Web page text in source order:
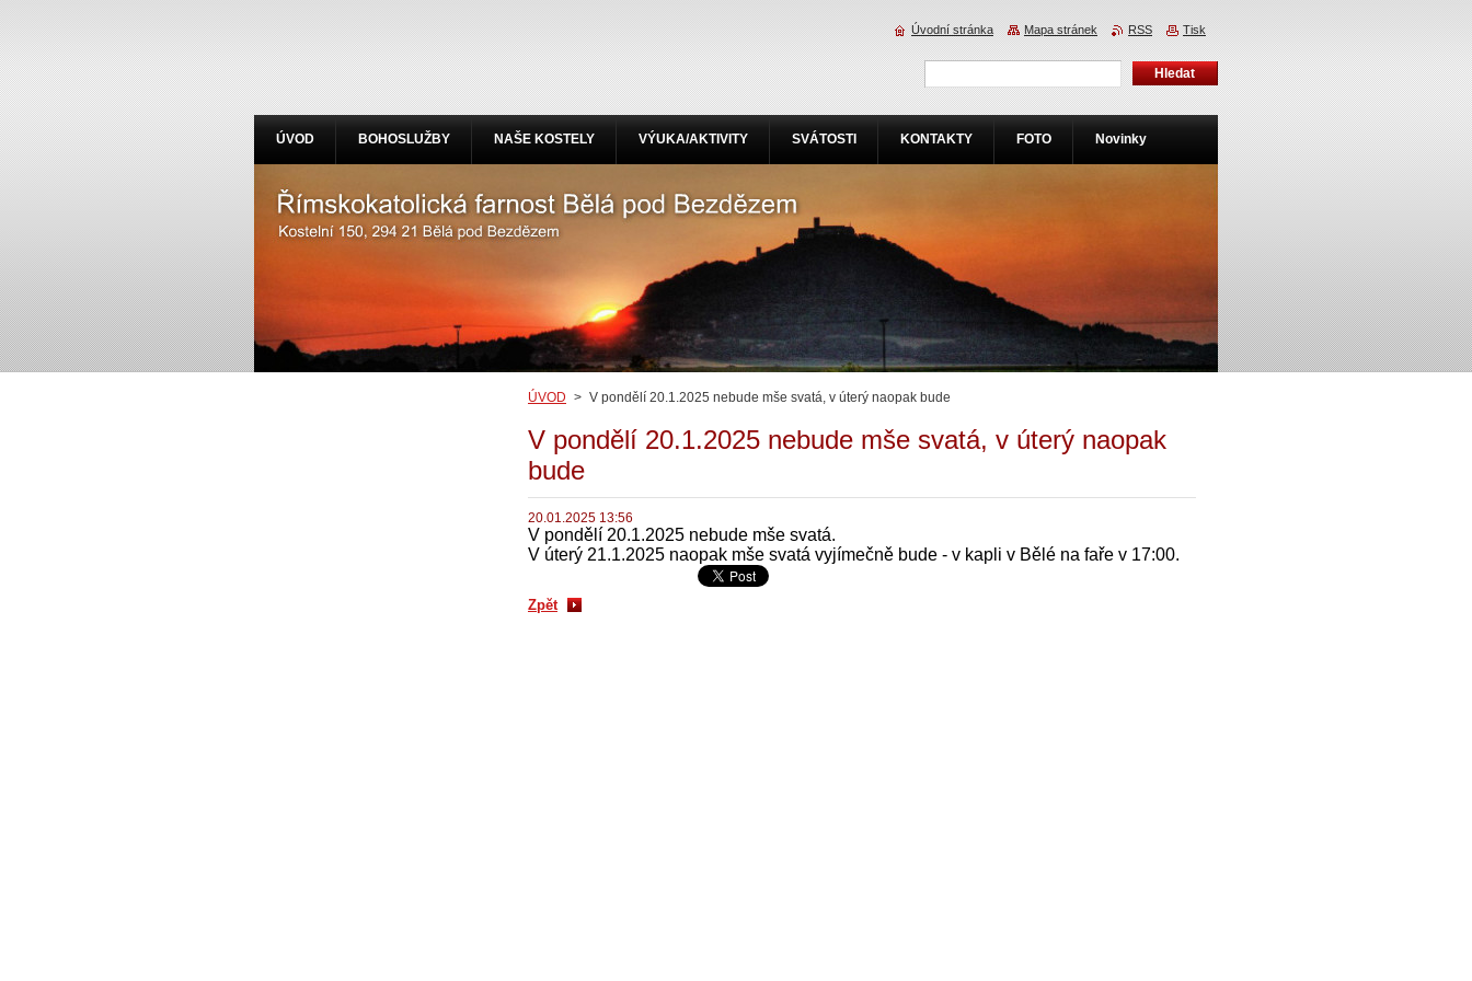
ÚVOD > V pondělí 20.1.2025 nebude mše svatá, v úterý naopak bude
V pondělí 20.1.2025 nebude mše svatá, v úterý naopak
bude
20.01.2025 13:56
V pondělí 20.1.2025 nebude mše svatá.
V úterý 21.1.2025 naopak mše svatá vyjímečně bude - v kapli v Bělé na faře v 17:00.
Zpět
ÚVOD BOHOSLUŽBY NAŠE KOSTELY VÝUKA/AKTIVITY SVÁTOSTI KONTAKTY FOTO Novinky
Úvodní stránka Mapa stránek RSS Tisk